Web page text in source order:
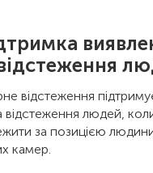
відстеження
відстеження людей,
за позицією
камер.